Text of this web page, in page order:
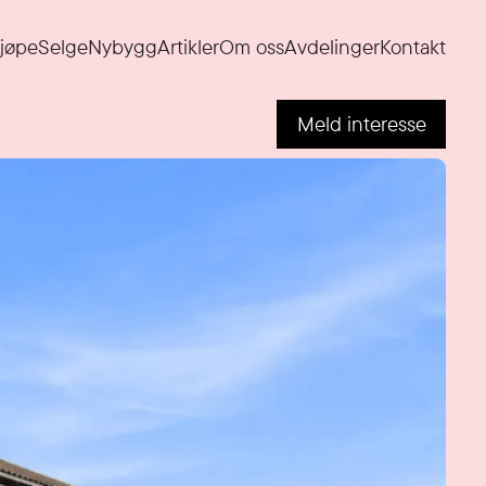
SelgeNybyggArtiklerOm ossAvdelingerKontakt
Meld interesse